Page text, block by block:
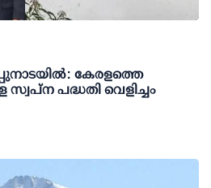
കേരളത്തെ
പദ്ധതി വെളിച്ചം